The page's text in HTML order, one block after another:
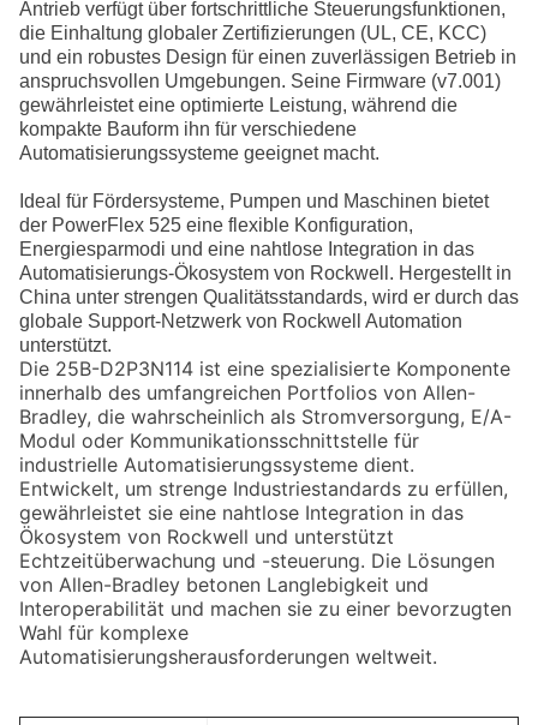
Antrieb verfügt über fortschrittliche Steuerungsfunktionen,
die Einhaltung globaler Zertifizierungen (UL, CE, KCC)
und ein robustes Design für einen zuverlässigen Betrieb in
anspruchsvollen Umgebungen. Seine Firmware (v7.001)
gewährleistet eine optimierte Leistung, während die
kompakte Bauform ihn für verschiedene
Automatisierungssysteme geeignet macht.
Ideal für Fördersysteme, Pumpen und Maschinen bietet
der PowerFlex 525 eine flexible Konfiguration,
Energiesparmodi und eine nahtlose Integration in das
Automatisierungs-Ökosystem von Rockwell. Hergestellt in
China unter strengen Qualitätsstandards, wird er durch das
globale Support-Netzwerk von Rockwell Automation
unterstützt.
Die 25B-D2P3N114 ist eine spezialisierte Komponente
innerhalb des umfangreichen Portfolios von Allen-
Bradley, die wahrscheinlich als Stromversorgung, E/A-
Modul oder Kommunikationsschnittstelle für
industrielle Automatisierungssysteme dient.
Entwickelt, um strenge Industriestandards zu erfüllen,
gewährleistet sie eine nahtlose Integration in das
Ökosystem von Rockwell und unterstützt
Echtzeitüberwachung und -steuerung. Die Lösungen
von Allen-Bradley betonen Langlebigkeit und
Interoperabilität und machen sie zu einer bevorzugten
Wahl für komplexe
Automatisierungsherausforderungen weltweit.